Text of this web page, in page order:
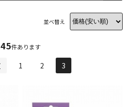
並べ替え
45件あります
1 2 3